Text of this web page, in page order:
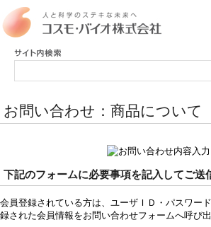
お問い合わせ：商品について
下記のフォームに必要事項を記入してご送
会員登録されている方は、ユーザＩＤ・パスワー
録された会員情報をお問い合わせフォームへ呼び